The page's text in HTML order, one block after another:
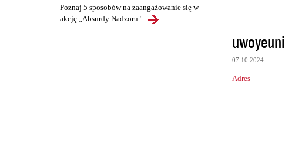
Poznaj 5 sposobów na zaangażowanie się w
akcję „Absurdy Nadzoru".
07.10.2024
Adres